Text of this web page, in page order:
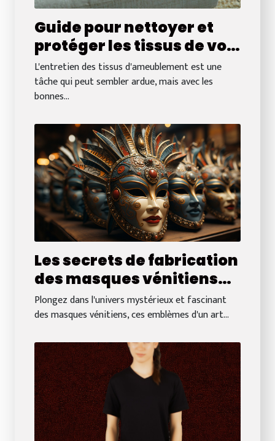
Guide pour nettoyer et
protéger les tissus de vos
assises
L'entretien des tissus d'ameublement est une
tâche qui peut sembler ardue, mais avec les
bonnes...
Les secrets de fabrication
des masques vénitiens
traditionnels
Plongez dans l'univers mystérieux et fascinant
des masques vénitiens, ces emblèmes d'un art...